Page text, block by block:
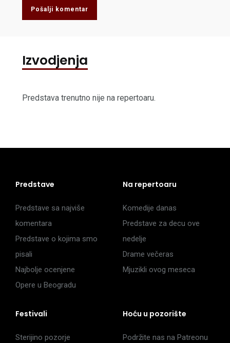
Pošalji komentar
Izvodjenja
Predstava trenutno nije na repertoaru.
Predstave
Predstave sa najviše
komentara
Predstave o kojima smo
pisali
Najbolje ocenjene
Opere u Beogradu
Na repertoaru
Komedije danas
Predstave za decu ove
nedelje
Drame večeras
Mjuzikli ovog meseca
Festivali
Sterijino pozorje
Hoću u pozorište
Podržite nas na Patreonu